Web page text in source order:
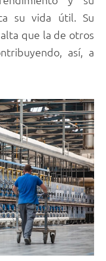
su vida útil. Su
que la de otros
así, a